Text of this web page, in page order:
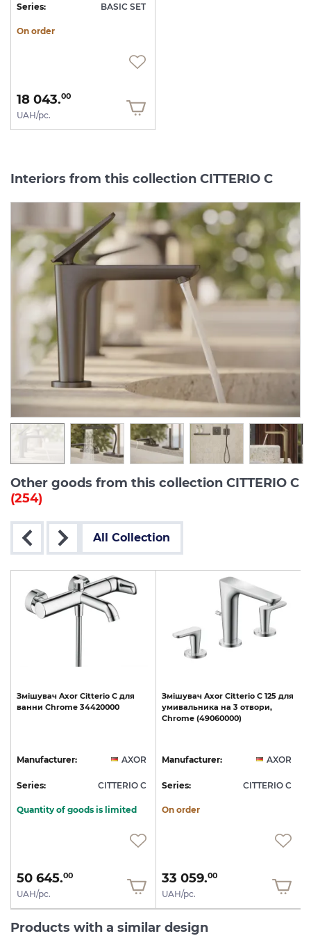
Series: BASIC SET
On order
18 043.00
UAH/pc.
Interiors from this collection CITTERIO C
Other goods from this collection CITTERIO C
(254)
All Collection
Змішувач Axor Citterio C для
ванни Chrome 34420000
Manufacturer: AXOR
Series: CITTERIO C
Quantity of goods is limited
50 645.00
UAH/pc.
Змішувач Axor Citterio C 125 для
умивальника на 3 отвори,
Chrome (49060000)
Manufacturer: AXOR
Series: CITTERIO C
On order
33 059.00
UAH/pc.
Products with a similar design